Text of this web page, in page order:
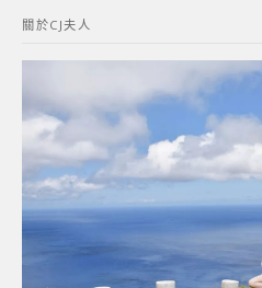
字:
關於CJ夫人